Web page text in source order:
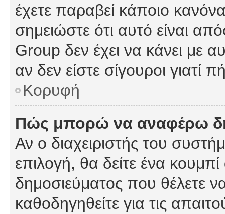
έχετε παραβεί κάποιο
σημειώστε ότι αυτό είναι
Group δεν έχει να κάνει με
αν δεν είστε σίγουροι γιατί
Κορυφή
Πώς μπορώ να αναφέρω
Αν ο διαχειριστής του
επιλογή, θα δείτε ένα
δημοσιεύματος που θέλετε
καθοδηγηθείτε για τις